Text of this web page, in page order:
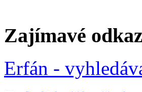
Zajímavé
Erfán -